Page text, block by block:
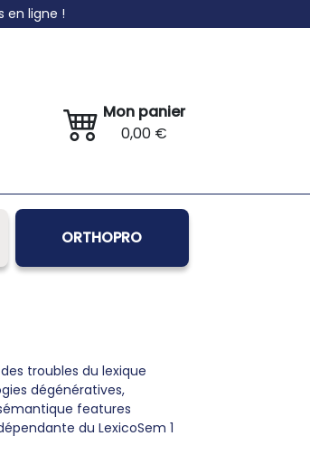
en ligne !
Mon panier
0,00 €
ORTHOPRO
troubles du lexique
dégénératives,
features
du LexicoSem 1